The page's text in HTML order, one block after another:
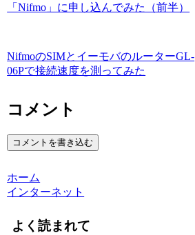
「Nifmo」に申し込んでみた（前半）
NifmoのSIMとイーモバのルーターGL-
06Pで接続速度を測ってみた
コメント
コメントを書き込む
ホーム
インターネット
よく読まれて